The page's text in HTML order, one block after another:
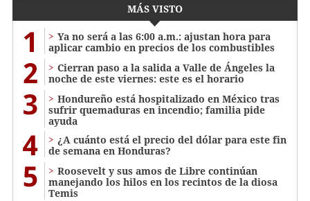
MÁS VISTO
1
Ya no será a las 6:00 a.m.: ajustan hora para
aplicar cambio en precios de los combustibles
2
Cierran paso a la salida a Valle de Ángeles la
noche de este viernes: este es el horario
3
Hondureño está hospitalizado en México tras
sufrir quemaduras en incendio; familia pide
ayuda
4
¿A cuánto está el precio del dólar para este fin
de semana en Honduras?
5
Roosevelt y sus amos de Libre continúan
manejando los hilos en los recintos de la diosa
Temis